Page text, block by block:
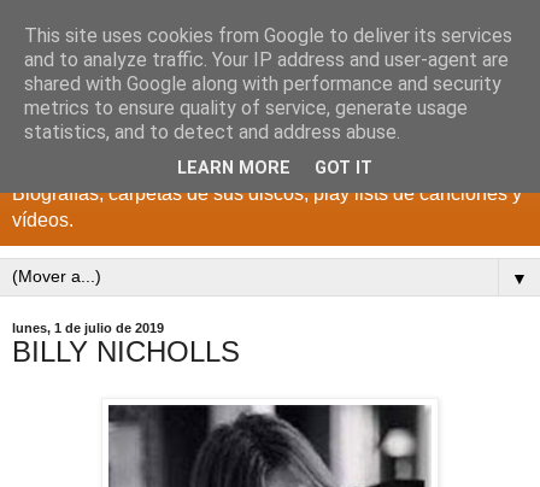
DISCOS PARA EL
RECUERDO
CANTANTES Y GRUPOS DE LOS AÑOS 1950 a 2022.
Biografías, carpetas de sus discos, play lists de canciones y
vídeos.
▼
lunes, 1 de julio de 2019
BILLY NICHOLLS
This site uses cookies from Google to deliver its services
and to analyze traffic. Your IP address and user-agent are
shared with Google along with performance and security
metrics to ensure quality of service, generate usage
statistics, and to detect and address abuse.
LEARN MORE GOT IT